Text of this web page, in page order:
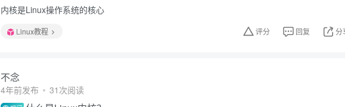
内核是Linux操作系统的核心
Linux教程 评分 回复 分
不念
4年前发布 31次阅读